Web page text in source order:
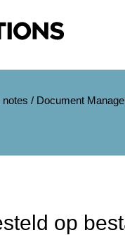
notes / Document
op